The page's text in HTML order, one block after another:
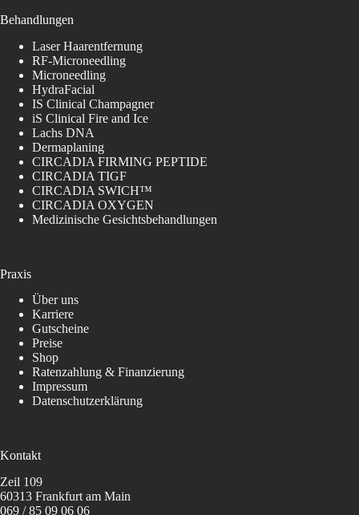
Behandlungen
Laser Haarentfernung
RF-Microneedling
Microneedling
HydraFacial
IS Clinical Champagner
iS Clinical Fire and Ice
Lachs DNA
Dermaplaning
CIRCADIA FIRMING PEPTIDE
CIRCADIA TIGF
CIRCADIA SWICH™
CIRCADIA OXYGEN
Medizinische Gesichtsbehandlungen
Praxis
Über uns
Karriere
Gutscheine
Preise
Shop
Ratenzahlung & Finanzierung
Impressum
Datenschutzerklärung
Kontakt
Zeil 109
60313 Frankfurt am Main
069 / 85 09 06 06